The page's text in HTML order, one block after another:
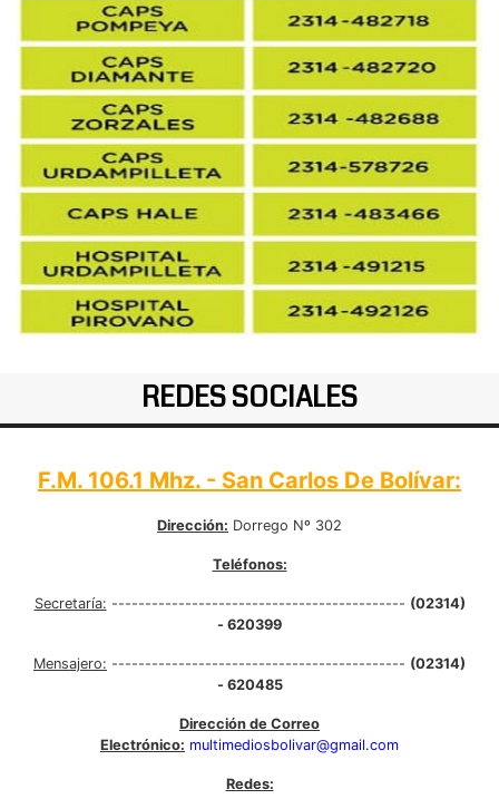
REDES SOCIALES
F.M. 106.1 Mhz. - San Carlos De Bolívar:
Dirección: Dorrego Nº 302
Teléfonos:
Secretaría: -------------------------------------------- (02314)
- 620399
Mensajero: -------------------------------------------- (02314)
- 620485
Dirección de Correo
Electrónico: multimediosbolivar@gmail.com
Redes: